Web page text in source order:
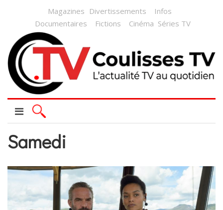
Magazines Divertissements
Infos
Documentaires
Fictions Cinéma Séries TV
Samedi